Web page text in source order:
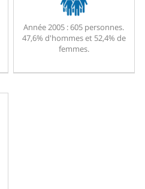
Année 2005 :605 personnes.
47,6% d'hommes et 52,4% de
femmes.